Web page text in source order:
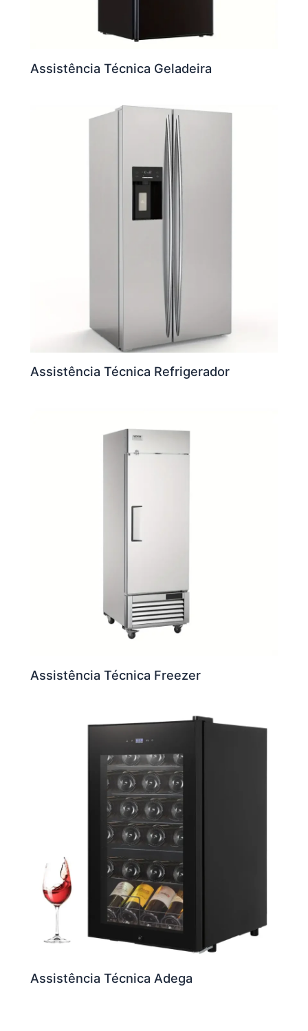
Assistência Técnica Geladeira
Assistência Técnica Refrigerador
Assistência Técnica Freezer
Assistência Técnica Adega